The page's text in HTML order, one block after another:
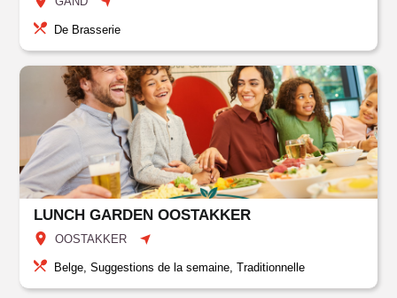
De Brasserie
LUNCH GARDEN OOSTAKKER
OOSTAKKER
Belge, Suggestions de la semaine, Traditionnelle